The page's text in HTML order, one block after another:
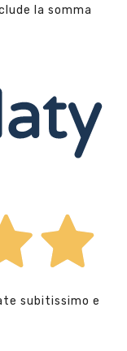
la somma
subitissimo e